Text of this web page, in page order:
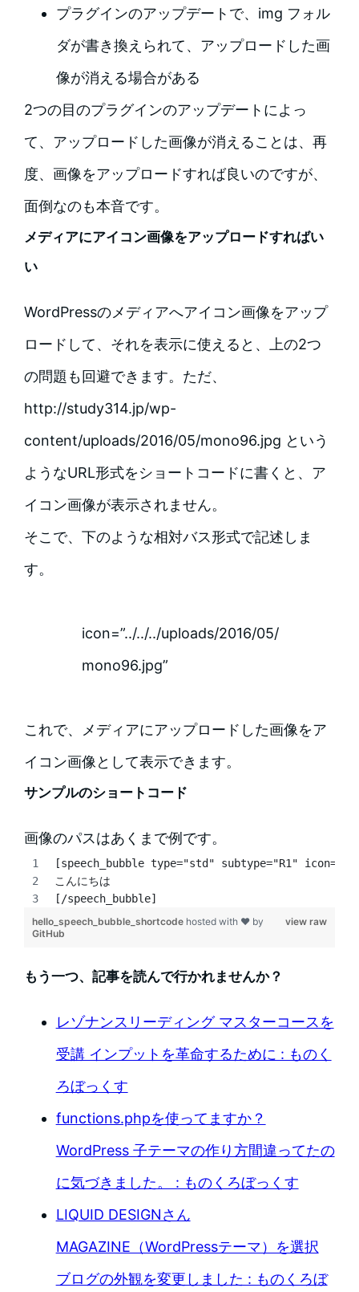
プラグインのアップデートで、img フォル
ダが書き換えられて、アップロードした画
像が消える場合がある
2つの目のプラグインのアップデートによっ
て、アップロードした画像が消えることは、再
度、画像をアップロードすれば良いのですが、
面倒なのも本音です。
メディアにアイコン画像をアップロードすればい
い
WordPressのメディアへアイコン画像をアップ
ロードして、それを表示に使えると、上の2つ
の問題も回避できます。ただ、
http://study314.jp/wp-
content/uploads/2016/05/mono96.jpg という
ようなURL形式をショートコードに書くと、ア
イコン画像が表示されません。
そこで、下のような相対バス形式で記述しま
す。
icon=”../../../uploads/2016/05/
mono96.jpg”
これで、メディアにアップロードした画像をア
イコン画像として表示できます。
サンプルのショートコード
画像のパスはあくまで例です。
[speech_bubble type="std" subtype="R1"
こんにちは
[/speech_bubble]
view raw
hello_speech_bubble_shortcode hosted with ❤ by
GitHub
もう一つ、記事を読んで行かれませんか？
レゾナンスリーディング マスターコースを
受講 インプットを革命するために : ものく
ろぼっくす
functions.phpを使ってますか？
WordPress 子テーマの作り方間違ってたの
に気づきました。 : ものくろぼっくす
LIQUID DESIGNさん
MAGAZINE（WordPressテーマ）を選択
ブログの外観を変更しました : ものくろぼ